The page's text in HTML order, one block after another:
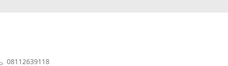
08112639118